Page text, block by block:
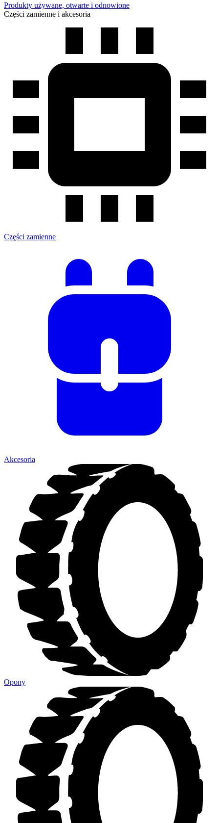
Produkty używane, otwarte i odnowione
Części zamienne i akcesoria
Części zamienne
Akcesoria
Opony